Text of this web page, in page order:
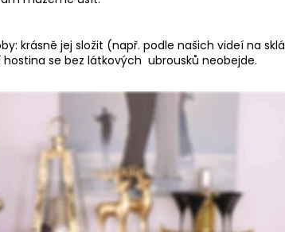
krásně jej složit (např. podle našich videí na
hostina se bez látkových ubrousků neobejde.